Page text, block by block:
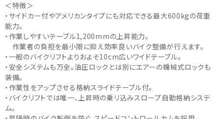
＜特徴＞
・サイドカー付やアメリカンタイプにも対応できる最大600kgの荷重
能力。
・作業しやすいテーブル1,200mmの上昇能力。
作業者の負担を最小限に抑え効率良いバイク整備が行えます。
・一般のバイクリフトよりおよそ10cm広いワイドテーブル。
・安全システムも万全。油圧ロックとは別にエアーの機械式ロックも
装備。
・作業性をアップさせる格納スライドテーブル付。
・バイクリフトでは唯一、上昇時の乗リ込みスロープ自動格納システ
ム。